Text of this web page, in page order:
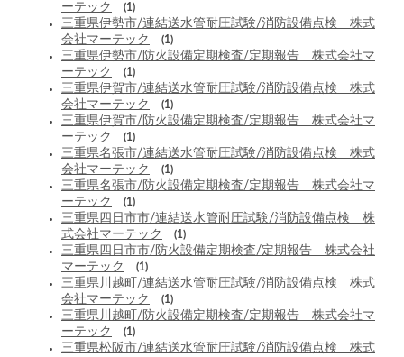
ーテック
(1)
三重県伊勢市/連結送水管耐圧試験/消防設備点検 株式
会社マーテック
(1)
三重県伊勢市/防火設備定期検査/定期報告 株式会社マ
ーテック
(1)
三重県伊賀市/連結送水管耐圧試験/消防設備点検 株式
会社マーテック
(1)
三重県伊賀市/防火設備定期検査/定期報告 株式会社マ
ーテック
(1)
三重県名張市/連結送水管耐圧試験/消防設備点検 株式
会社マーテック
(1)
三重県名張市/防火設備定期検査/定期報告 株式会社マ
ーテック
(1)
三重県四日市市/連結送水管耐圧試験/消防設備点検 株
式会社マーテック
(1)
三重県四日市市/防火設備定期検査/定期報告 株式会社
マーテック
(1)
三重県川越町/連結送水管耐圧試験/消防設備点検 株式
会社マーテック
(1)
三重県川越町/防火設備定期検査/定期報告 株式会社マ
ーテック
(1)
三重県松阪市/連結送水管耐圧試験/消防設備点検 株式